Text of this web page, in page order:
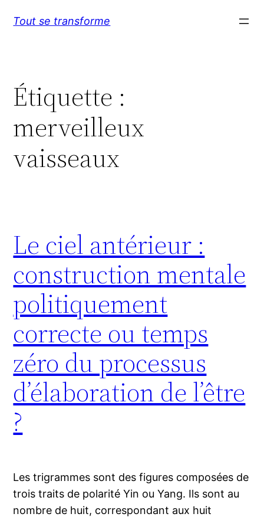
Tout se transforme
Étiquette :
merveilleux
vaisseaux
Le ciel antérieur :
construction mentale
politiquement
correcte ou temps
zéro du processus
d’élaboration de l’être
?
Les trigrammes sont des figures composées de
trois traits de polarité Yin ou Yang. Ils sont au
nombre de huit, correspondant aux huit